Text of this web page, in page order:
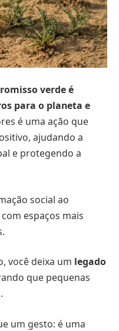
verde é
para o planeta e
é uma ação que
ajudando a
e protegendo a
social ao
espaços mais
você deixa um legado
que pequenas
um gesto: é uma